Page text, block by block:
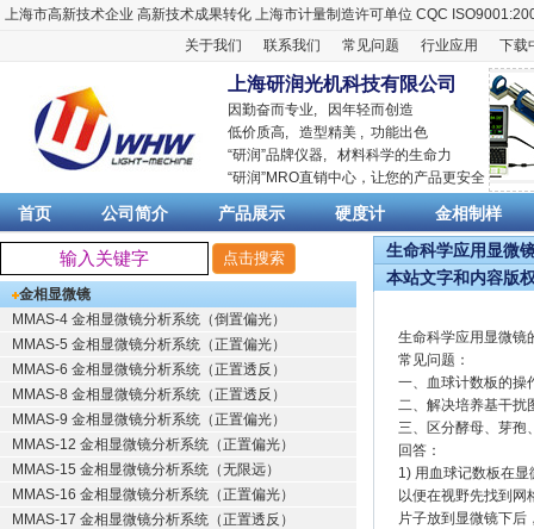
上海市高新技术企业 高新技术成果转化 上海市计量制造许可单位 CQC
关于我们
联系我们 常见问题 行业应用 下载
上海研润光机科技有限公司
因勤奋而专业, 因年轻而创造
低价质高, 造型精美 , 功能出色
“研润”品牌仪器, 材料科学的生命力
“研润”MRO直销中心，让您的产品更安全
首页 公司简介 产品展示 硬度计 金相制样
金相显微镜
MMAS-4 金相显微镜分析系统（倒置偏光）
MMAS-5 金相显微镜分析系统（正置偏光）
MMAS-6 金相显微镜分析系统（正置透反）
MMAS-8 金相显微镜分析系统（正置透反）
MMAS-9 金相显微镜分析系统（正置偏光）
MMAS-12 金相显微镜分析系统（正置偏光）
MMAS-15 金相显微镜分析系统（无限远）
MMAS-16 金相显微镜分析系统（正置偏光）
MMAS-17 金相显微镜分析系统（正置透反）
生命科学应用显微
本站文字和内容版
生命科学应用显微镜
常见问题：
一、血球计数板的操
二、解决培养基干扰
三、区分酵母、芽孢
回答：
1) 用血球记数板在
以便在视野先找到网
片子放到显微镜下后